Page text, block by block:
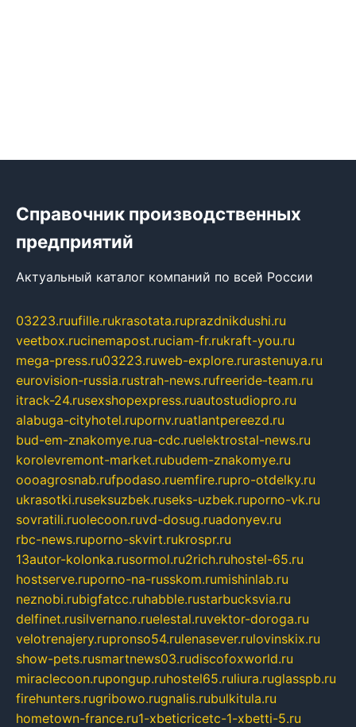
Справочник производственных
предприятий
Актуальный каталог компаний по всей России
03223.ruufille.rukrasotata.ruprazdnikdushi.ru
veetbox.rucinemapost.ruciam-fr.rukraft-you.ru
mega-press.ru03223.ruweb-explore.rurastenuya.ru
eurovision-russia.rustrah-news.rufreeride-team.ru
itrack-24.rusexshopexpress.ruautostudiopro.ru
alabuga-cityhotel.rupornv.ruatlantpereezd.ru
bud-em-znakomye.rua-cdc.ruelektrostal-news.ru
korolevremont-market.rubudem-znakomye.ru
oooagrosnab.rufpodaso.ruemfire.rupro-otdelky.ru
ukrasotki.ruseksuzbek.ruseks-uzbek.ruporno-vk.ru
sovratili.ruolecoon.ruvd-dosug.ruadonyev.ru
rbc-news.ruporno-skvirt.rukrospr.ru
13autor-kolonka.rusormol.ru2rich.ruhostel-65.ru
hostserve.ruporno-na-russkom.rumishinlab.ru
neznobi.rubigfatcc.ruhabble.rustarbucksvia.ru
delfinet.rusilvernano.ruelestal.ruvektor-doroga.ru
velotrenajery.rupronso54.rulenasever.rulovinskix.ru
show-pets.rusmartnews03.rudiscofoxworld.ru
miraclecoon.rupongup.ruhostel65.ruliura.ruglasspb.ru
firehunters.rugribowo.rugnalis.rubulkitula.ru
hometown-france.ru1-xbeticricetc-1-xbetti-5.ru